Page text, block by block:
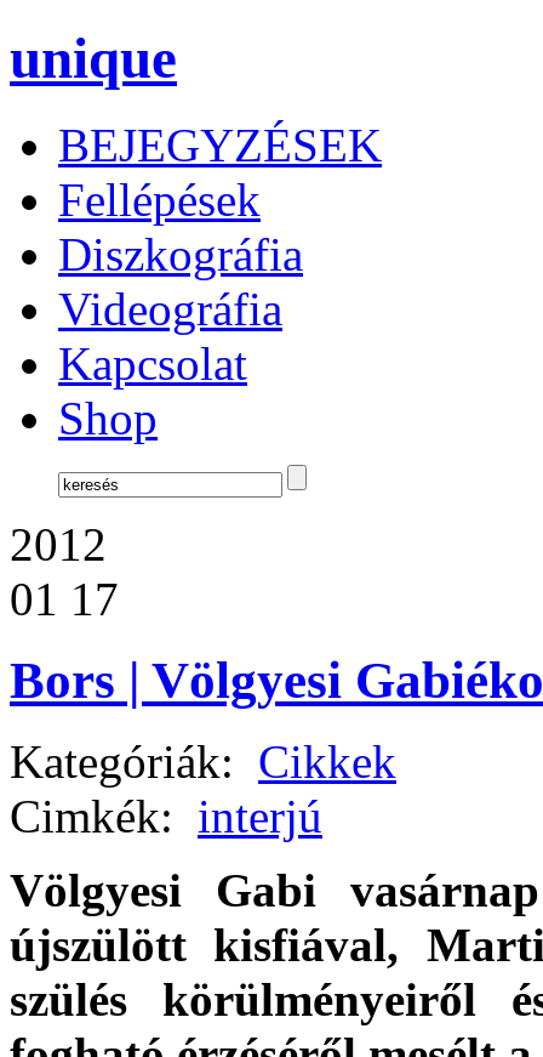
unique
BEJEGYZÉSEK
Fellépések
Diszkográfia
Videográfia
Kapcsolat
Shop
2012
01 17
Bors | Völgyesi
Kategóriák: Cikkek
Cimkék: interjú
Völgyesi Gabi
újszülött kisfiával,
szülés körülményeiről